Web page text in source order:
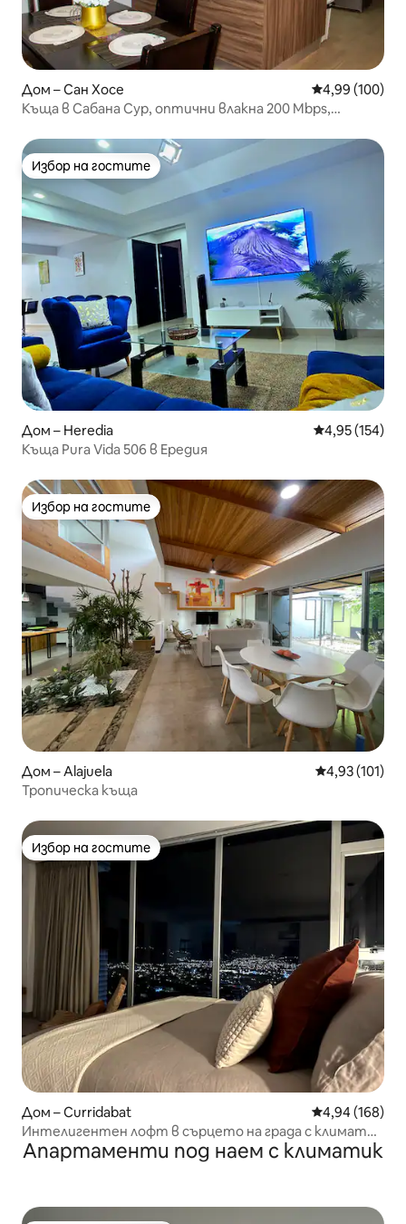
Дом – Сан Хосе Средна
4,99 (100)
Къща в Сабана Сур, оптични влакна 200 Mbps,
Избор на гостите
Избор на гостите
Дом – Heredia Средна
4,95 (154)
Къща Pura Vida 506 в Ередия
Избор на гостите
Избор на гостите
Дом – Alajuela Средна
4,93 (101)
Тропическа къща
Избор на гостите
Избор на гостите
Дом – Curridabat Средна
4,94 (168)
Интелигентен лофт в сърцето на града с климатик
и Wi-Fi
Апартаменти под наем с климатик